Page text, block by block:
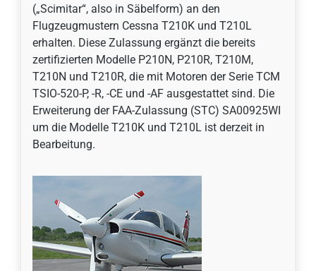
(„Scimitar“, also in Säbelform) an den
Flugzeugmustern Cessna T210K und T210L
erhalten. Diese Zulassung ergänzt die bereits
zertifizierten Modelle P210N, P210R, T210M,
T210N und T210R, die mit Motoren der Serie TCM
TSIO-520-P, -R, -CE und -AF ausgestattet sind. Die
Erweiterung der FAA-Zulassung (STC) SA00925WI
um die Modelle T210K und T210L ist derzeit in
Bearbeitung.